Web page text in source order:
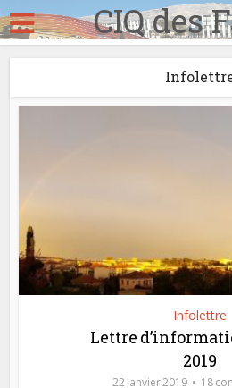
CIQ des
Infolettre
Lettre
2019
22 janvier 2019 18